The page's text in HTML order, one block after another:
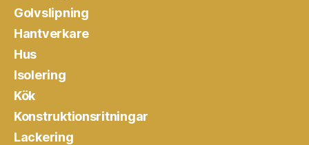
Golvslipning
Hantverkare
Hus
Isolering
Kök
Konstruktionsritningar
Lackering